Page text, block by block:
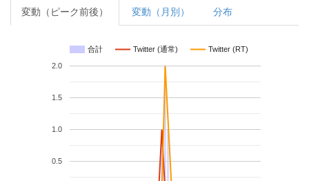
変動（ピーク前後） 変動（月別） 分布
合計 Twitter (通常) Twitter (RT)
0.5
1.0
1.5
2.0